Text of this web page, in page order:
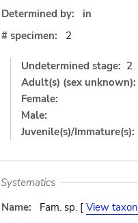
Determined by:
in
# specimen:
2
Undetermined stage: 2
Adult(s) (sex unknown):
Female:
Male:
Juvenile(s)/Immature(s):
Systematics
Name:
Fam. sp. [ View taxon